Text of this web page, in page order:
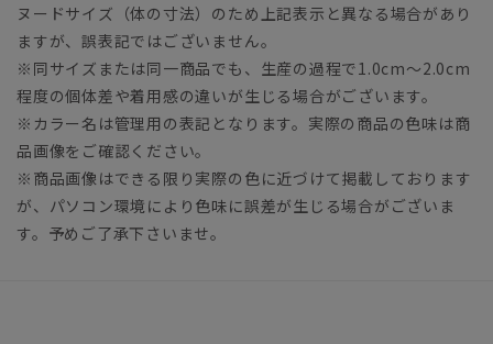
ヌードサイズ（体の寸法）のため上記表示と異なる場合があり
ますが、誤表記ではございません。
※同サイズまたは同一商品でも、生産の過程で1.0cm～2.0cm
程度の個体差や着用感の違いが生じる場合がございます。
※カラー名は管理用の表記となります。実際の商品の色味は商
品画像をご確認ください。
※商品画像はできる限り実際の色に近づけて掲載しております
が、パソコン環境により色味に誤差が生じる場合がございま
す。予めご了承下さいませ。